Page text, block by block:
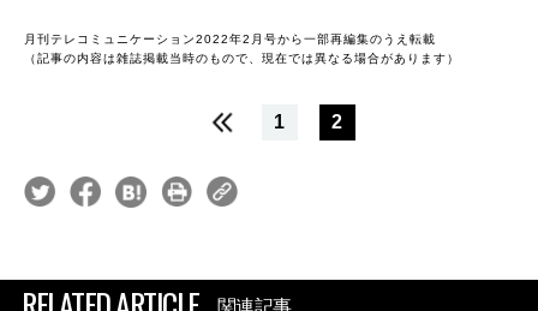
月刊テレコミュニケーション2022年2月号から一部再編集のうえ転載
（記事の内容は雑誌掲載当時のもので、現在では異なる場合があります）
1 2
関連記事